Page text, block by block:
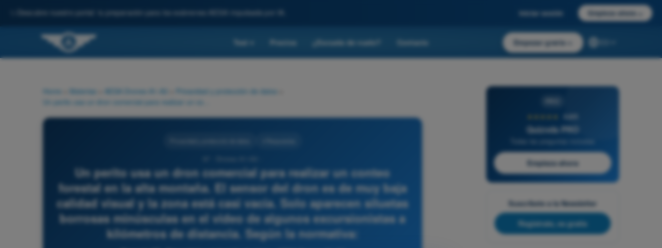
Descubre nuestro portal: tu preparación para los exámenes AESA impulsada por IA. Iniciar sesión Empieza ahora
Test Precios ¿Escuela de vuelo? Contacto Empezar gratis
Home Materias AESA Drones A1-A3 Privacidad y protección de datos
Un perito usa un dron comercial para realizar un conteo
forestal en la alta montaña. El sensor del dron es de muy baja
calidad visual y la zona está casi vacía. Solo aparecen siluetas
borrosas minúsculas en el vídeo de algunos excursionistas a
kilómetros de distancia. Según la normativa:
4,6/5
Quizvds PRO
Empieza ahora
Suscríbete a la Newsletter
Regístrate, es gratis